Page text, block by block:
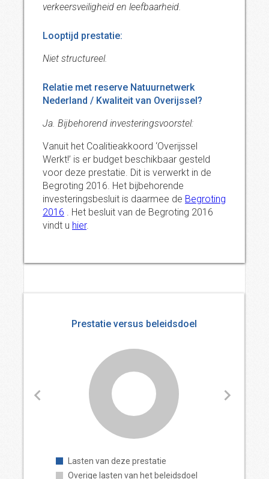
verkeersveiligheid en leefbaarheid.
Looptijd prestatie:
Niet structureel.
Relatie met reserve Natuurnetwerk
Nederland / Kwaliteit van Overijssel?
Ja. Bijbehorend investeringsvoorstel:
Vanuit het Coalitieakkoord ‘Overijssel
Werkt!’ is er budget beschikbaar gesteld
voor deze prestatie. Dit is verwerkt in de
Begroting 2016. Het bijbehorende
investeringsbesluit is daarmee de Begroting
2016 . Het besluit van de Begroting 2016
vindt u hier.
Prestatie versus beleidsdoel
Lasten van deze prestatie
Overige lasten van het beleidsdoel